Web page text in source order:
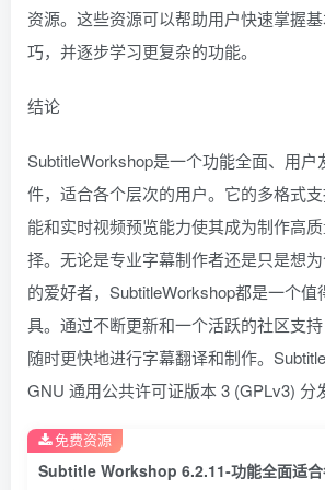
资源。这些资源可以帮助用户快速掌握
巧，并逐步学习更复杂的功能。
结论
SubtitleWorkshop是一个功能全面、用户
件，适合各个层次的用户。它的多格式
能和实时视频预览能力使其成为制作高
择。无论是专业字幕制作者还是只是想
的爱好者，SubtitleWorkshop都是一个值
具。通过不断更新和一个活跃的社区支
随时更快地进行字幕翻译和制作。
GNU 通用公共许可证版本 3 (GPLv3) 分
免费资源